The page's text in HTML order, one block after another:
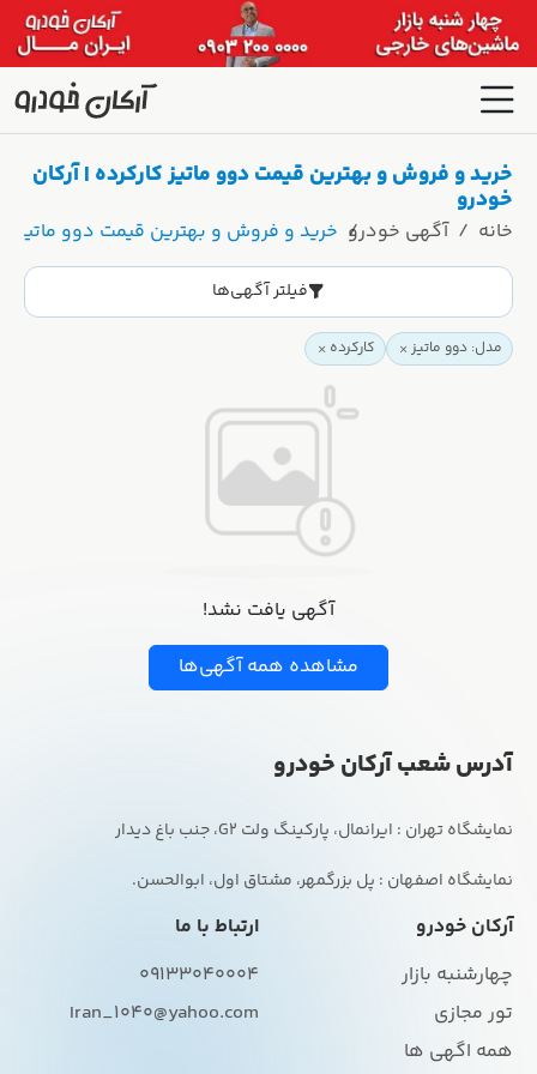
خرید و فروش و بهترین قیمت دوو ماتیز کارکرده | آرکان
خودرو
خانه آگهی خودرو خرید و فروش و بهترین قیمت دوو ماتیز
فیلتر آگهی‌ها
مدل: دوو ماتیز کارکرده
آگهی یافت نشد!
مشاهده همه آگهی‌ها
آدرس شعب آرکان خودرو
نمایشگاه اصفهان : پل بزرگمهر، مشتاق اول، ابوالحسن.
آرکان خودرو
چهارشنبه بازار
تور مجازی
همه اگهی ها
ارتباط با ما
09133040004
Iran_1040@yahoo.com